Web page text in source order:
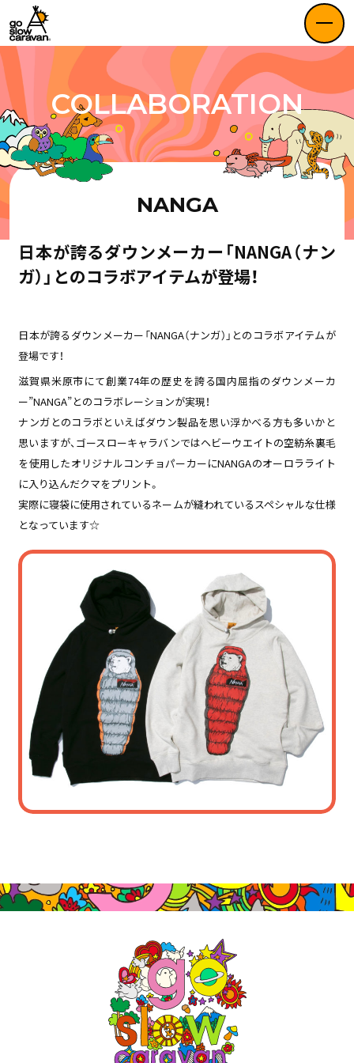
COLLABORATION
NANGA
日本が誇るダウンメーカー「NANGA（ナン
ガ）」とのコラボアイテムが登場！
日本が誇るダウンメーカー「NANGA（ナンガ）」とのコラボアイテムが
登場です！
滋賀県米原市にて創業74年の歴史を誇る国内屈指のダウンメーカ
ー”NANGA”とのコラボレーションが実現！
ナンガとのコラボといえばダウン製品を思い浮かべる方も多いかと
思いますが、ゴースローキャラバンではヘビーウエイトの空紡糸裏毛
を使用したオリジナルコンチョパーカーにNANGAのオーロラライト
に入り込んだクマをプリント。
実際に寝袋に使用されているネームが縫われているスペシャルな仕様
となっています☆